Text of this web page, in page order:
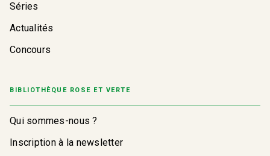
Séries
Actualités
Concours
BIBLIOTHÈQUE ROSE ET VERTE
Qui sommes-nous ?
Inscription à la newsletter